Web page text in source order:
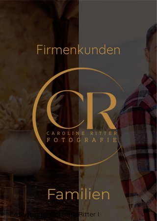
Firmenkunden
Familien
Fotografie I Caroline Ritter I